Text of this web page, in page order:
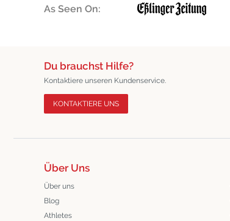
As Seen On:
Du brauchst Hilfe?
Kontaktiere unseren Kundenservice.
KONTAKTIERE UNS
Über Uns
Über uns
Blog
Athletes